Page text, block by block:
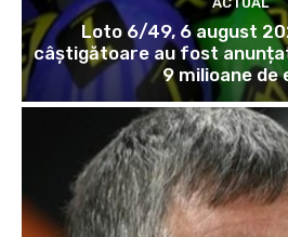
Loto 6/49, 6 august
câștigătoare au fost
9 milioane de